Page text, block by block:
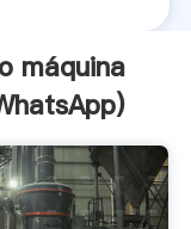
máquina
)